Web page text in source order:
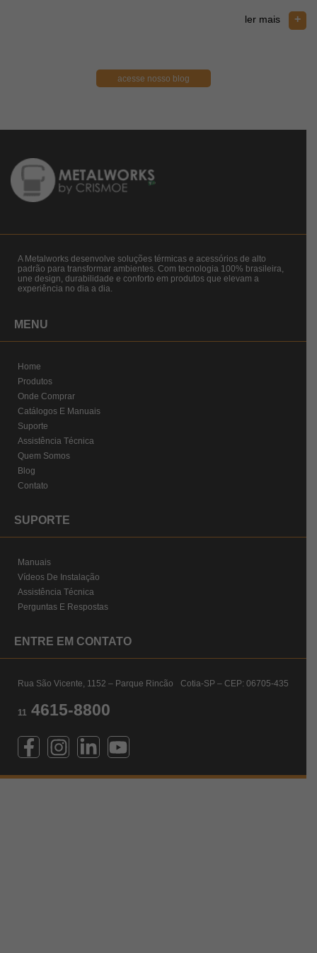
ler mais +
acesse nosso blog
A Metalworks desenvolve soluções térmicas e acessórios de alto
padrão para transformar ambientes. Com tecnologia 100% brasileira,
une design, durabilidade e conforto em produtos que elevam a
experiência no dia a dia.
MENU
Home
Produtos
Onde Comprar
Catálogos E Manuais
Suporte
Assistência Técnica
Quem Somos
Blog
Contato
SUPORTE
Manuais
Vídeos De Instalação
Assistência Técnica
Perguntas E Respostas
ENTRE EM CONTATO
Rua São Vicente, 1152 – Parque Rincão Cotia-SP – CEP: 06705-435
11 4615-8800